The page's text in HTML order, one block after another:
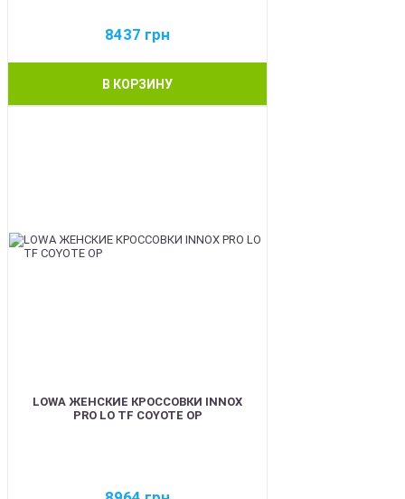
8437 грн
В КОРЗИНУ
LOWA ЖЕНСКИЕ КРОССОВКИ INNOX
PRO LO TF COYOTE OP